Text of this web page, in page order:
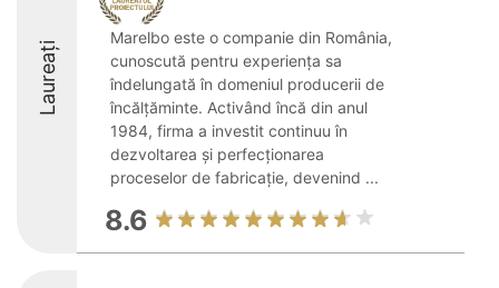
Laureați
Marelbo este o companie din România,
cunoscută pentru experiența sa
îndelungată în domeniul producerii de
încălțăminte. Activând încă din anul
1984, firma a investit continuu în
dezvoltarea și perfecționarea
proceselor de fabricație, devenind ...
8.6